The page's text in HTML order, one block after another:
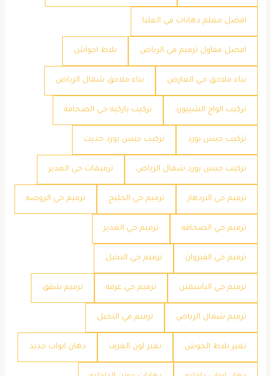
افضل معلم دهانات في العليا
افضل مقاول ترميم في الرياض بلاط احواش
بناء ملاحق حي العارض بناء ملاحق شمال الرياض
تركيب الواح الشيبورد تركيب باركيه حي الصحافة
تركيب جبس بورد تركيب جبس بورد حديث
تركيب جبس بورد شمال الرياض ترميمات حي الغدير
ترميم حي الازدهار ترميم حي الخليج ترميم حي الروضه
ترميم حي الصحافه ترميم حي الغدير
ترميم حي القيروان ترميم حي النخيل
ترميم حي الياسمين ترميم حي عرقه ترميم شقق
ترميم شمال الرياض ترميم في النخيل
تغير بلاط الحوش تغير لون الغرف دهان ابواب حديد